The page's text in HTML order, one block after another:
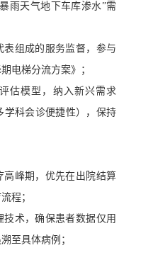
雨天气地下车库渗水”需
表组成的服务监督，参与
电梯分流方案》；
估模型，纳入新兴需求
学科会诊便捷性），保持
高峰期，优先在出院结算
程；
技术，确保患者数据仅用
至具体病例；